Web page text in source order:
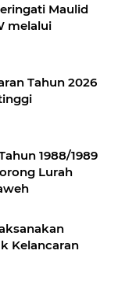
Maulid
melalui
Tahun 2026
1988/1989
Lurah
Kelancaran